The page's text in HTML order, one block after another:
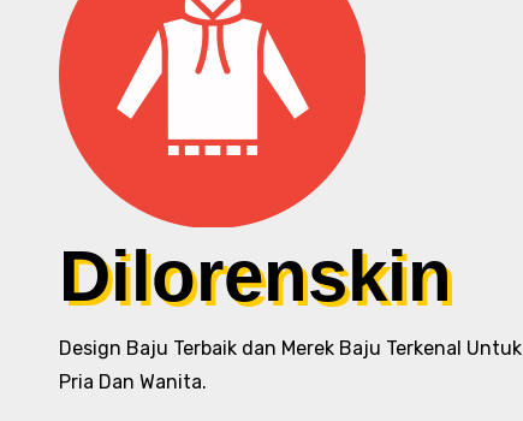
Dilorenskin
Design Baju Terbaik dan Merek Baju Terkenal Untuk
Pria Dan Wanita.